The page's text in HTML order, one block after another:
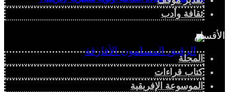
ثقافة وأدب
الأقسام
المجلة
كتاب قراءات
الموسوعة الإفريقية